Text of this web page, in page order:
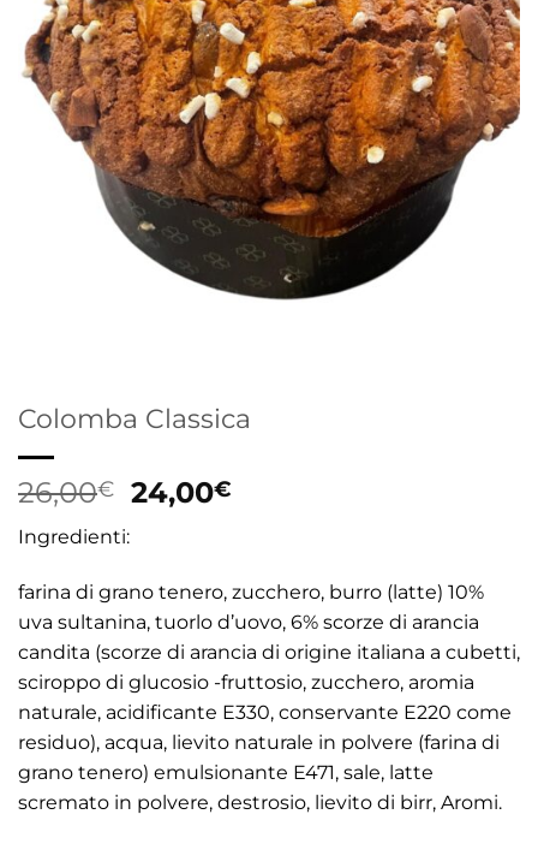
Colomba Classica
26,00€
Il
era:
26,00€.
24,00€
24,00€.
Ingredienti:
farina di grano tenero, zucchero, burro (latte) 10%
uva sultanina, tuorlo d’uovo, 6% scorze di arancia
candita (scorze di arancia di origine italiana a cubetti,
sciroppo di glucosio -fruttosio, zucchero, aromia
naturale, acidificante E330, conservante E220 come
residuo), acqua, lievito naturale in polvere (farina di
grano tenero) emulsionante E471, sale, latte
scremato in polvere, destrosio, lievito di birr, Aromi.